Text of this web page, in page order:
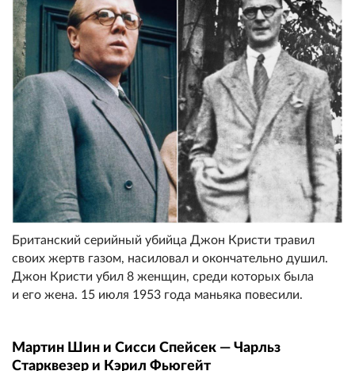
Британский серийный убийца Джон Кристи травил
своих жертв газом, насиловал и окончательно душил.
Джон Кристи убил 8 женщин, среди которых была
и его жена. 15 июля 1953 года маньяка повесили.
Мартин Шин и Сисси Спейсек — Чарльз
Старквезер и Кэрил Фьюгейт